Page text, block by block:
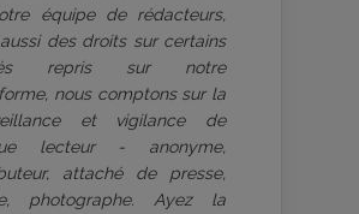
équipe de rédacteurs,
des droits sur certains
repris sur notre
nous comptons sur la
et vigilance de
lecteur - anonyme,
attaché de presse,
photographe. Ayez la